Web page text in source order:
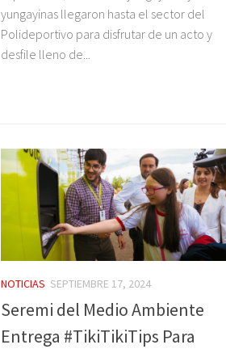
yungayinas llegaron hasta el sector del
Polideportivo para disfrutar de un acto y
desfile lleno de...
NOTICIAS SEPTIEMBRE 17, 2024
Seremi del Medio Ambiente
Entrega #TikiTikiTips Para